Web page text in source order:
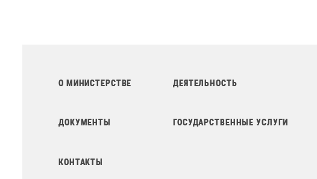
О МИНИСТЕРСТВЕ ДЕЯТЕЛЬНОСТЬ
ДОКУМЕНТЫ ГОСУДАРСТВЕННЫЕ УСЛУГИ
КОНТАКТЫ